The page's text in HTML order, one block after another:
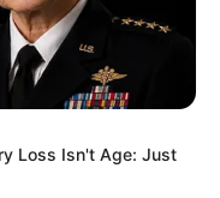
Loss Isn't Age: Just